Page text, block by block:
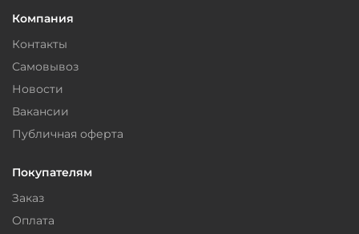
Компания
Контакты
Самовывоз
Новости
Вакансии
Публичная оферта
Покупателям
Заказ
Оплата